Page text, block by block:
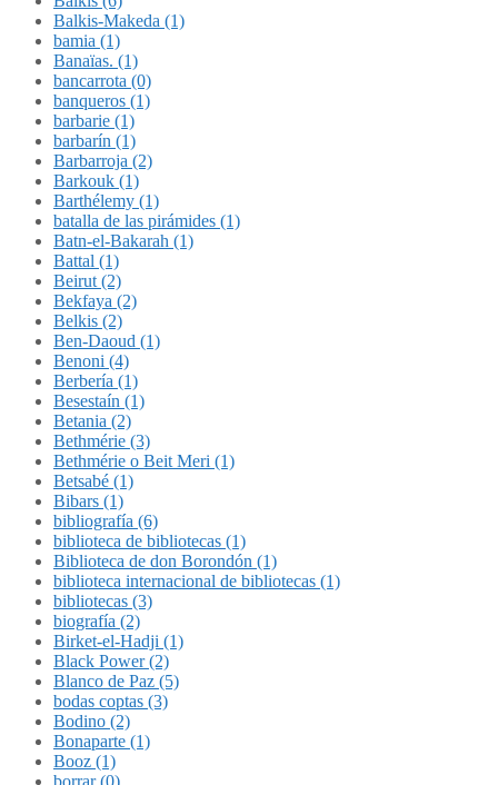
Balkis-Makeda (1)
bamia (1)
Banaïas. (1)
bancarrota (0)
banqueros (1)
barbarie (1)
barbarín (1)
Barbarroja (2)
Barkouk (1)
Barthélemy (1)
batalla de las pirámides (1)
Batn-el-Bakarah (1)
Battal (1)
Beirut (2)
Bekfaya (2)
Belkis (2)
Ben-Daoud (1)
Benoni (4)
Berbería (1)
Besestaín (1)
Betania (2)
Bethmérie (3)
Bethmérie o Beit Meri (1)
Betsabé (1)
Bibars (1)
bibliografía (6)
biblioteca de bibliotecas (1)
Biblioteca de don Borondón (1)
biblioteca internacional de bibliotecas (1)
bibliotecas (3)
biografía (2)
Birket-el-Hadji (1)
Black Power (2)
Blanco de Paz (5)
bodas coptas (3)
Bodino (2)
Bonaparte (1)
Booz (1)
borrar (0)